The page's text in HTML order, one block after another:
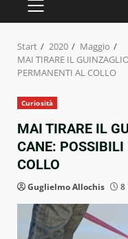
PRIMÄRES
MENÜ
Start 2020
Maggio
MAI TIRARE IL
PERMANENTI AL COLLO
Curiosità
MAI TIRARE IL
CANE:
COLLO
Guglielmo Allochis 8